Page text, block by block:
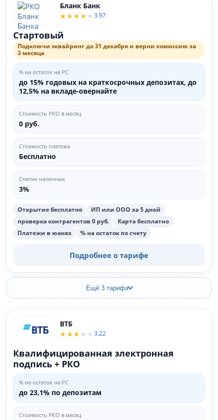
Бланк Банк
3.97
Стартовый
Подключи эквайринг до 31 декабря и верни комиссию за
3 месяца
% на остаток на РС
до 15% годовых на краткосрочных депозитах, до
12,5% на вкладе-овернайте
Стоимость РКО в месяц
0 руб.
Стоимость платежа
Бесплатно
Снятие наличных
3%
Открытие бесплатно
ИП или ООО за 5 дней
проверка контрагентов 0 руб.
Карта бесплатно
Платежи в юанях
% на остаток по счету
Подробнее о тарифе
Ещё 3 тарифа
ВТБ
3.22
Квалифицированная электронная
подпись + РКО
% на остаток на РС
до 23,1% по депозитам
Стоимость РКО в месяц